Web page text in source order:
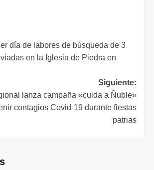
día de labores de búsqueda de 3
en la Iglesia de Piedra en
Siguiente:
lanza campaña «cuida a Ñuble»
contagios Covid-19 durante fiestas
patrias